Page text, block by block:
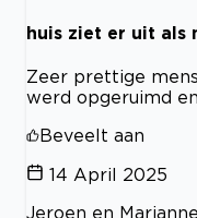
huis ziet er uit als
Zeer prettige
werd opgeruimd
Beveelt aan
14 April 2025
Jeroen en